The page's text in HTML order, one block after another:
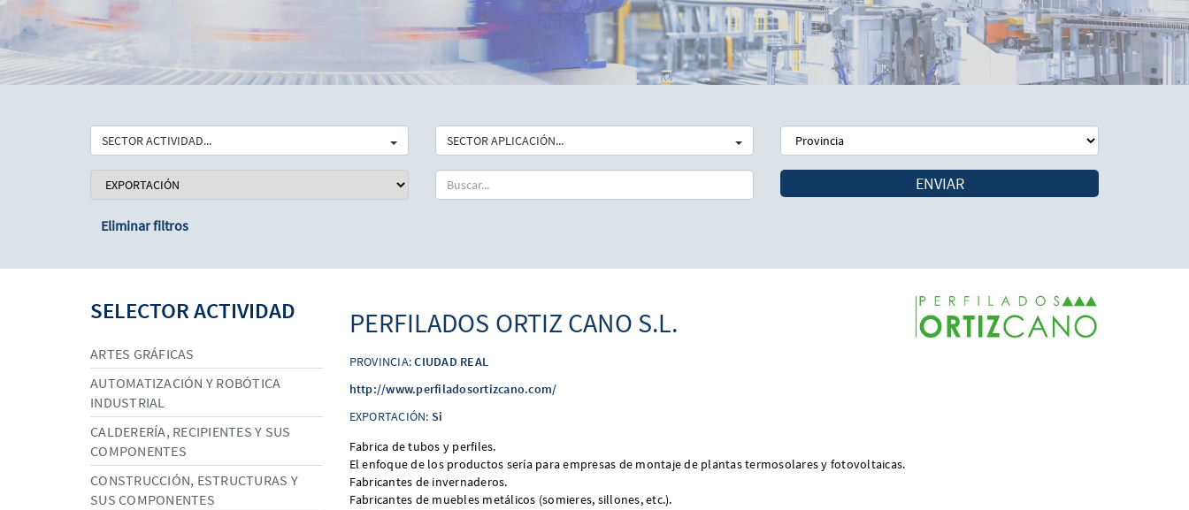
SECTOR ACTIVIDAD... SECTOR APLICACIÓN...
ENVIAR
Eliminar filtros
SELECTOR ACTIVIDAD
ARTES GRÁFICAS
AUTOMATIZACIÓN Y ROBÓTICA
INDUSTRIAL
CALDERERÍA, RECIPIENTES Y SUS
COMPONENTES
CONSTRUCCIÓN, ESTRUCTURAS Y
SUS COMPONENTES
PERFILADOS ORTIZ CANO S.L.
PROVINCIA:CIUDAD REAL
http://www.perfiladosortizcano.com/
EXPORTACIÓN: Si
Fabrica de tubos y perfiles.
El enfoque de los productos sería para empresas de montaje de plantas termosolares y fotovoltaicas.
Fabricantes de invernaderos.
Fabricantes de muebles metálicos (somieres, sillones, etc.).